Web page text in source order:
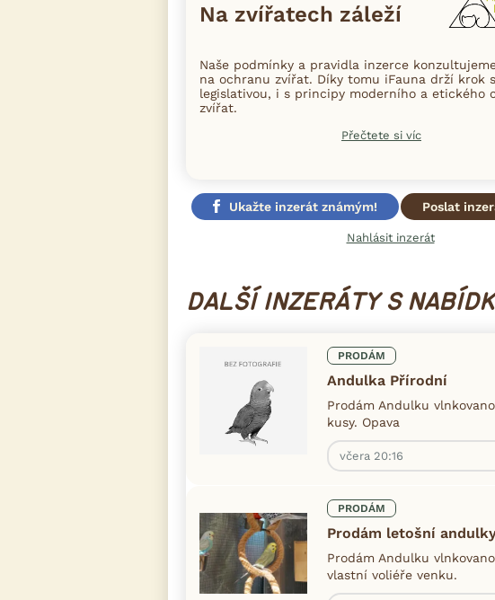
Na zvířatech záleží
Naše podmínky a pravidla inzerce
na ochranu zvířat. Díky tomu iFauna drží krok
legislativou, i s principy moderního a etického
zvířat.
Přečtete si víc
Ukažte inzerát známým! Poslat
Nahlásit inzerát
DALŠÍ INZERÁTY S
PRODÁM
Andulka Přírodní
Prodám Andulku
kusy. Opava
včera 20:16
PRODÁM
Prodám letošní
Prodám Andulku
vlastní voliéře venku.